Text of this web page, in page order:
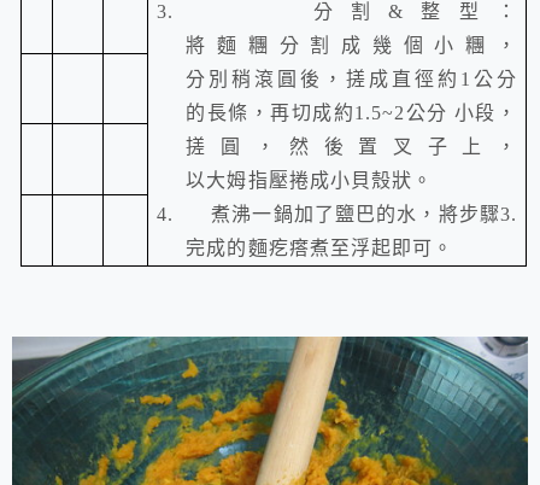
3.
分割& 整型：
將麵糰分割成幾個小糰，
分別稍滾圓後，搓成直徑約 1 公分
的長條，再切成約1.5~2公分 小段，
搓圓，然後置叉子上，
以大姆指壓捲成小貝殼狀。
4.
煮沸一鍋加了鹽巴的水，將步驟3.
完成的麵疙瘩煮至浮起即可。